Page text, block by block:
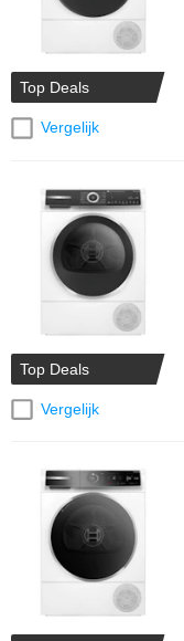
Top Deals
Vergelijk
Top Deals
Vergelijk